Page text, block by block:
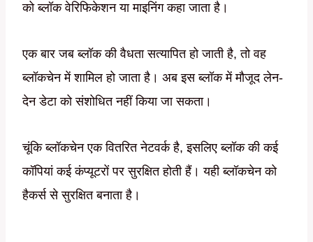
को ब्लॉक वेरिफिकेशन या माइनिंग कहा जाता है।
एक बार जब ब्लॉक की वैधता सत्यापित हो जाती है, तो वह
ब्लॉकचेन में शामिल हो जाता है। अब इस ब्लॉक में मौजूद लेन-
देन डेटा को संशोधित नहीं किया जा सकता।
चूंकि ब्लॉकचेन एक वितरित नेटवर्क है, इसलिए ब्लॉक की कई
कॉपियां कई कंप्यूटरों पर सुरक्षित होती हैं। यही ब्लॉकचेन को
हैकर्स से सुरक्षित बनाता है।